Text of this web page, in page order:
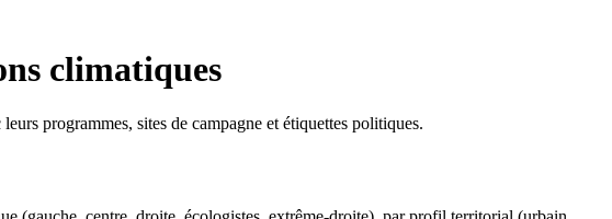
climatiques
programmes, sites de campagne et étiquettes politiques.